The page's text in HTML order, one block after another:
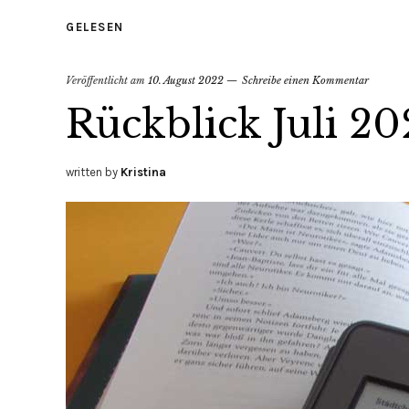
GELESEN
Veröffentlicht am 10. August 2022 Schreibe einen Kommentar
Rückblick Juli
written by Kristina